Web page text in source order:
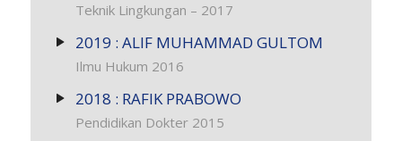
Teknik Lingkungan – 2017
2019 : ALIF MUHAMMAD GULTOM
Ilmu Hukum 2016
2018 : RAFIK PRABOWO
Pendidikan Dokter 2015